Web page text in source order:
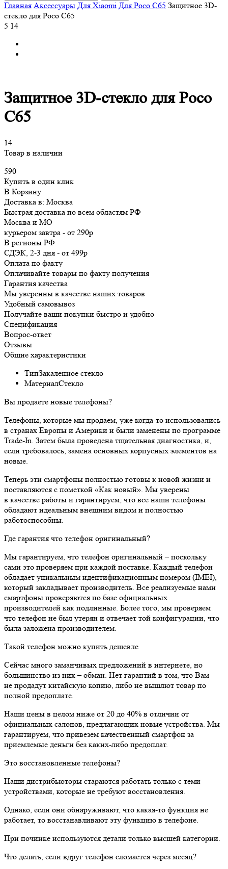
Главная Аксессуары Для Xiaomi Для Poco C65 Защитное 3D-
стекло для Poco C65
5 14
Защитное 3D-стекло для Poco
C65
14
Товар в наличии
590
Купить в один клик
В Корзину
Доставка в: Москва
Быстрая доставка по всем областям РФ
Москва и МО
курьером завтра - от 290р
В регионы РФ
СДЭК, 2-3 дня - от 499р
Оплата по факту
Оплачивайте товары по факту получения
Гарантия качества
Мы уверенны в качестве наших товаров
Удобный самовывоз
Получайте ваши покупки быстро и удобно
Спецификация
Вопрос-ответ
Отзывы
Общие характеристики
ТипЗакаленное стекло
МатериалСтекло
Вы продаете новые телефоны?
Телефоны, которые мы продаем, уже когда-то использовались
в странах Европы и Америки и были заменены по программе
Trade-In. Затем была проведена тщательная диагностика, и,
если требовалось, замена основных корпусных элементов на
новые.
Теперь эти смартфоны полностью готовы к новой жизни и
поставляются с пометкой «Как новый». Мы уверены
в качестве работы и гарантируем, что все наши телефоны
обладают идеальным внешним видом и полностью
работоспособны.
Где гарантия что телефон оригинальный?
Мы гарантируем, что телефон оригинальный – поскольку
сами это проверяем при каждой поставке. Каждый телефон
обладает уникальным идентификационным номером (IMEI),
который закладывает производитель. Все реализуемые нами
смартфоны проверяются по базе официальных
производителей как подлинные. Более того, мы проверяем
что телефон не был утерян и отвечает той конфигурации, что
была заложена производителем.
Такой телефон можно купить дешевле
Сейчас много заманчивых предложений в интернете, но
большинство из них – обман. Нет гарантий в том, что Вам
не продадут китайскую копию, либо не вышлют товар по
полной предоплате.
Наши цены в целом ниже от 20 до 40% в отличии от
официальных салонов, предлагающих новые устройства. Мы
гарантируем, что привезем качественный смартфон за
приемлемые деньги без каких-либо предоплат.
Это восстановленные телефоны?
Наши дистрибьюторы стараются работать только с теми
устройствами, которые не требуют восстановления.
Однако, если они обнаруживают, что какая-то функция не
работает, то восстанавливают эту функцию в телефоне.
При починке используются детали только высшей категории.
Что делать, если вдруг телефон сломается через месяц?